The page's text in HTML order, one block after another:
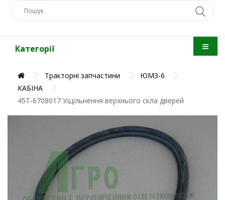
Категорії
Тракторні запчастини
ЮМЗ-6
КАБІНА
45Т-6708017 Ущільнення верхнього скла дверей